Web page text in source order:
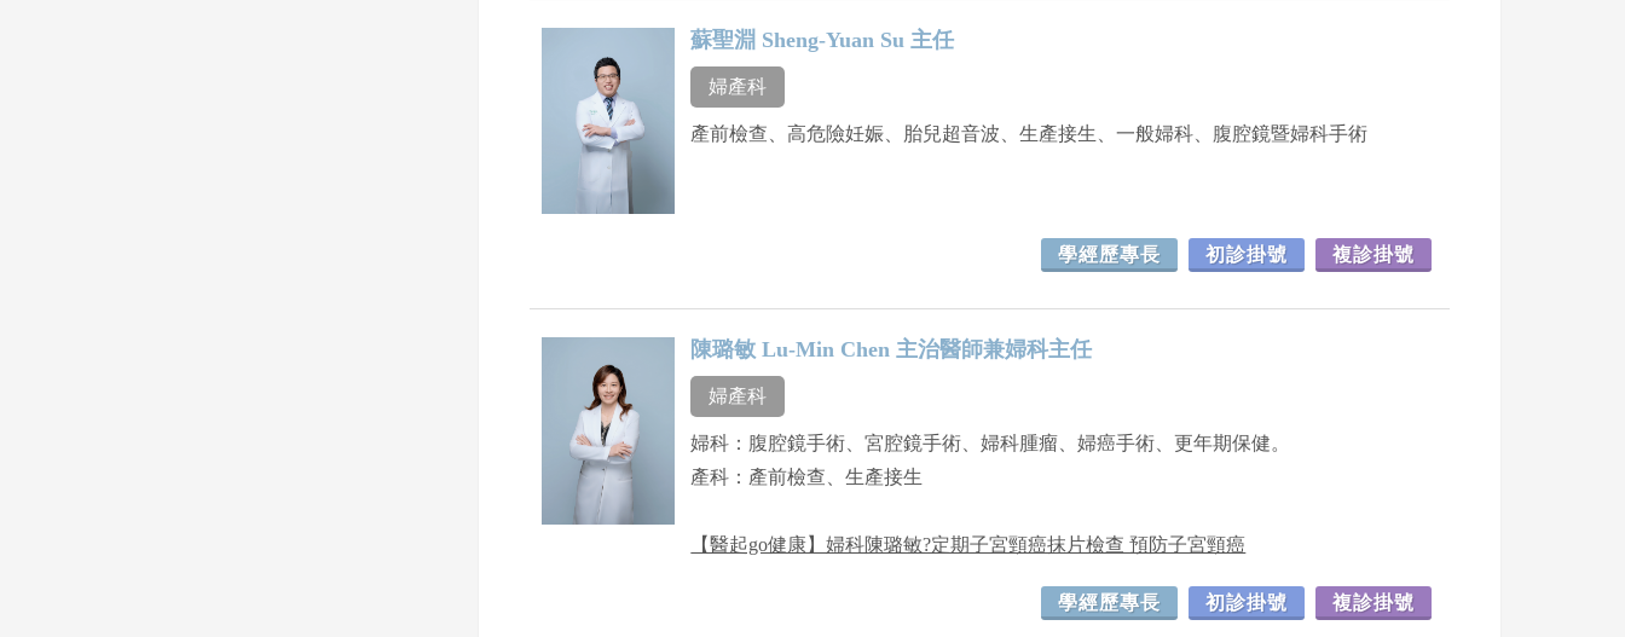
蘇聖淵 Sheng-Yuan Su 主任
婦產科
產前檢查、高危險妊娠、胎兒超音波、生產接生、一般婦科、腹腔鏡暨婦科手術
學經歷專長 初診掛號 複診掛號
陳璐敏 Lu-Min Chen 主治醫師兼婦科主任
婦產科
婦科：腹腔鏡手術、宮腔鏡手術、婦科腫瘤、婦癌手術、更年期保健。
產科：產前檢查、生產接生
【醫起go健康】婦科陳璐敏?定期子宮頸癌抹片檢查 預防子宮頸癌
學經歷專長 初診掛號 複診掛號